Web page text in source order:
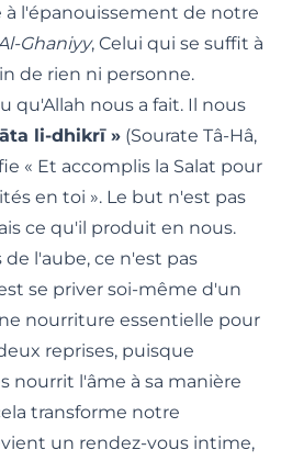
l'épanouissement de notre
Ghaniyy, Celui qui se suffit à
de rien ni personne.
qu'Allah nous a fait. Il nous
li-dhikrī » (Sourate Tâ-Hâ,
« Et accomplis la Salat pour
en toi ». Le but n'est pas
ce qu'il produit en nous.
de l'aube, ce n'est pas
se priver soi-même d'un
nourriture essentielle pour
reprises, puisque
nourrit l'âme à sa manière
transforme notre
un rendez-vous intime,